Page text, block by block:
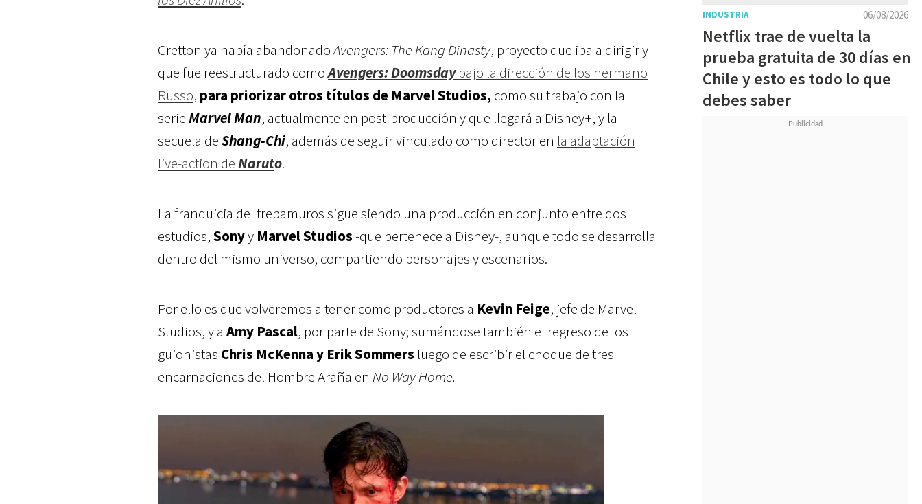
Cretton ya había abandonadoAvengers: The Kang Dinasty, proyecto que iba a dirigir y
que fue reestructurado comoAvengers: Doomsdaybajo la dirección de los hermano
Russo, para priorizar otros títulos de Marvel Studios, como su trabajo con la
serieMarvel Man, actualmente en post-producción y que llegará a Disney+, y la
secuela deShang-Chi, además de seguir vinculado como director en la adaptación
live-action deNaruto.
La franquicia del trepamuros sigue siendo una producción en conjunto entre dos
estudios,Sonyy Marvel Studios-que pertenece a Disney-, aunque todo se desarrolla
dentro del mismo universo, compartiendo personajes y escenarios.
Por ello es que volveremos a tener como productores a Kevin Feige, jefe de Marvel
Studios, y a Amy Pascal, por parte de Sony; sumándose también el regreso de los
guionistas Chris McKenna y Erik Sommers luego de escribir el choque de tres
encarnaciones del Hombre Araña en No Way Home.
06/08/2026
INDUSTRIA
Netflix trae de vuelta la
prueba gratuita de 30 días en
Chile y esto es todo lo que
debes saber